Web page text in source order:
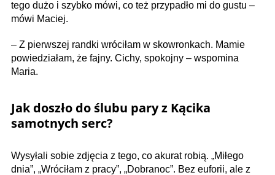
tego dużo i szybko mówi, co też przypadło mi do gustu –
mówi Maciej.
– Z pierwszej randki wróciłam w skowronkach. Mamie
powiedziałam, że fajny. Cichy, spokojny – wspomina
Maria.
Jak doszło do ślubu pary z Kącika
samotnych serc?
Wysyłali sobie zdjęcia z tego, co akurat robią. „Miłego
dnia”, „Wróciłam z pracy”, „Dobranoc”. Bez euforii, ale z